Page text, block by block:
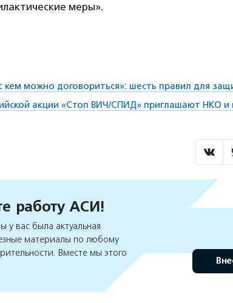
меры».
кем можно договориться»: шесть правил для
акции «Стоп ВИЧ/СПИД» приглашают НКО и
работу АСИ!
вас была актуальная
материалы по любому
Вместе мы этого